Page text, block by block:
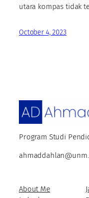
utara kompas tidak
October 4, 2023
Program Studi
About Me